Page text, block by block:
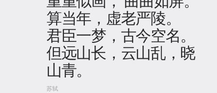
算当年，虚老严陵。
君臣一梦，古今空名。
但远山长，云山乱，晓
山青。
苏轼